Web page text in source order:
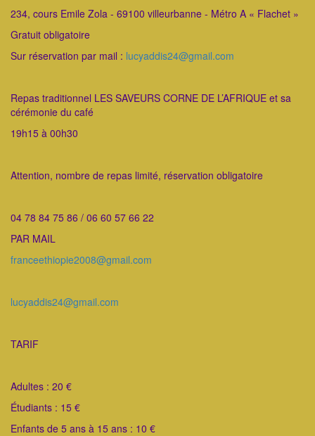
234, cours Emile Zola - 69100 villeurbanne - Métro A « Flachet »
Gratuit obligatoire
Sur réservation par mail : lucyaddis24@gmail.com
Repas traditionnel LES SAVEURS CORNE DE L’AFRIQUE et sa
cérémonie du café
19h15 à 00h30
Attention, nombre de repas limité, réservation obligatoire
04 78 84 75 86 / 06 60 57 66 22
PAR MAIL
franceethiopie2008@gmail.com
lucyaddis24@gmail.com
TARIF
Adultes : 20 €
Étudiants : 15 €
Enfants de 5 ans à 15 ans : 10 €